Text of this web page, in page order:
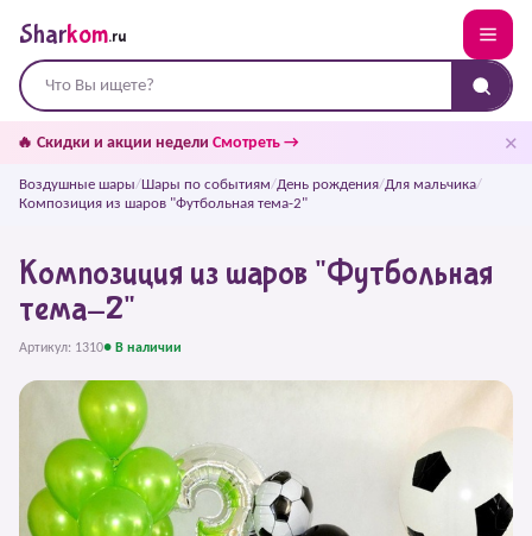
Sharkom.ru
🔥 Скидки и акции недели Смотреть → ✕
Воздушные шары/Шары по событиям/День рождения/Для мальчика/
Композиция из шаров "Футбольная тема-2"
Композиция из шаров "Футбольная
тема-2"
Артикул: 1310● В наличии